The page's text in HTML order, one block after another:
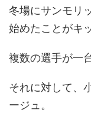
冬場にサンモリ
始めたことがキ
複数の選手が一
それに対して、
ージュ。